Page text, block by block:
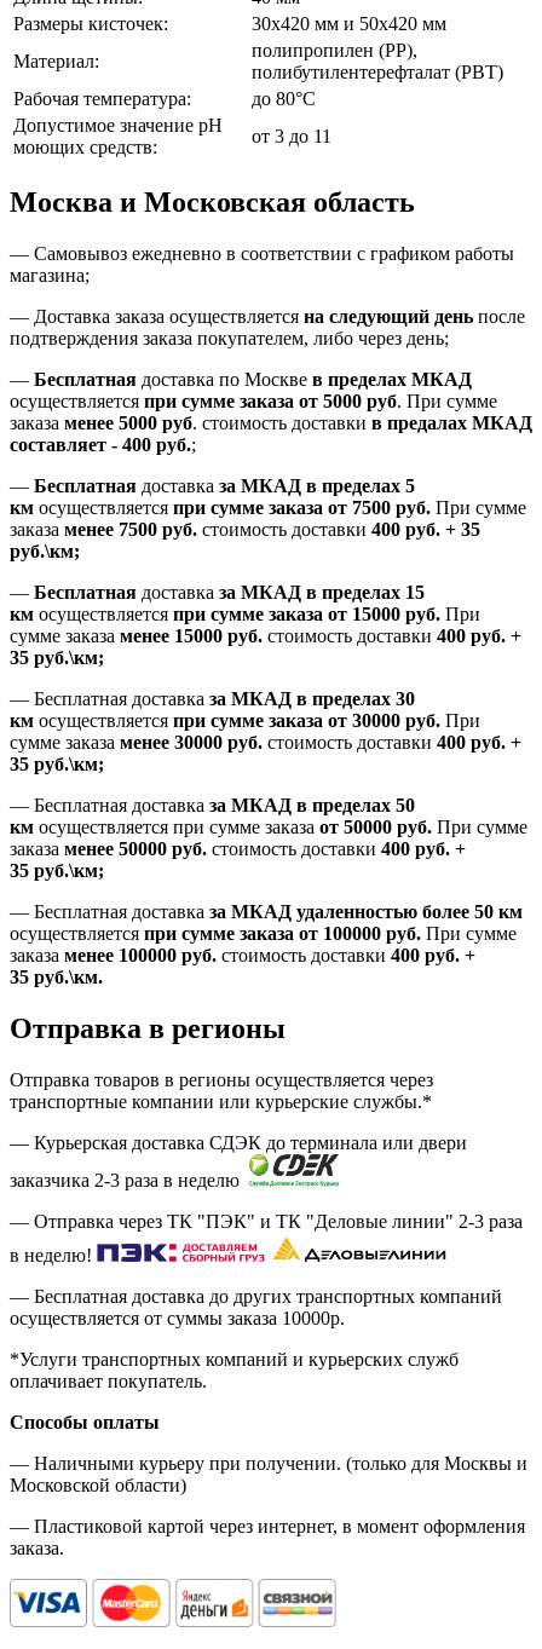
Размеры кисточек:
30х420 мм и 50х420 мм
Материал:
полипропилен (PP),
полибутилентерефталат (PBT)
Рабочая температура:
до 80°C
Допустимое значение pH
моющих средств:
от 3 до 11
Москва и Московская область
— Самовывоз ежедневно в соответствии с графиком работы
магазина;
— Доставка заказа осуществляется на следующий день после
подтверждения заказа покупателем, либо через день;
— Бесплатная доставка по Москве в пределах МКАД
осуществляется при сумме заказа от 5000 руб. При сумме
заказа менее 5000 руб. стоимость доставки в предалах МКАД
составляет - 400 руб.;
— Бесплатная доставка за МКАД в пределах 5
км осуществляется при сумме заказа от 7500 руб. При сумме
заказа менее 7500 руб. стоимость доставки 400 руб. + 35
руб.\км;
— Бесплатная доставка за МКАД в пределах 15
км осуществляется при сумме заказа от 15000 руб. При
сумме заказа менее 15000 руб. стоимость доставки 400 руб. +
35 руб.\км;
— Бесплатная доставка за МКАД в пределах 30
км осуществляется при сумме заказа от 30000 руб. При
сумме заказа менее 30000 руб. стоимость доставки 400 руб. +
35 руб.\км;
— Бесплатная доставка за МКАД в пределах 50
км осуществляется при сумме заказа от 50000 руб. При сумме
заказа менее 50000 руб. стоимость доставки 400 руб. +
35 руб.\км;
— Бесплатная доставка за МКАД удаленностью более 50 км
осуществляется при сумме заказа от 100000 руб. При сумме
заказа менее 100000 руб. стоимость доставки 400 руб. +
35 руб.\км.
Отправка в регионы
Отправка товаров в регионы осуществляется через
транспортные компании или курьерские службы.*
— Курьерская доставка СДЭК до терминала или двери
заказчика 2-3 раза в неделю
— Отправка через ТК "ПЭК" и ТК "Деловые линии" 2-3 раза
в неделю!
— Бесплатная доставка до других транспортных компаний
осуществляется от суммы заказа 10000р.
*Услуги транспортных компаний и курьерских служб
оплачивает покупатель.
Способы оплаты
— Наличными курьеру при получении. (только для Москвы и
Московской области)
— Пластиковой картой через интернет, в момент оформления
заказа.